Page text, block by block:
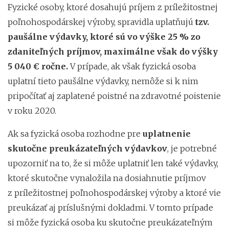
Fyzické osoby, ktoré dosahujú príjem z príležitostnej
poľnohospodárskej výroby, spravidla uplatňujú tzv.
paušálne výdavky, ktoré sú vo výške 25 % zo
zdaniteľných príjmov, maximálne však do výšky
5 040 € ročne.V prípade, ak však fyzická osoba
uplatní tieto paušálne výdavky, nemôže si k nim
pripočítať aj zaplatené poistné na zdravotné poistenie
v roku 2020.
Ak sa fyzická osoba rozhodne pre uplatnenie
skutočne preukázateľných výdavkov, je potrebné
upozorniť na to, že si môže uplatniť len také výdavky,
ktoré skutočne vynaložila na dosiahnutie príjmov
z príležitostnej poľnohospodárskej výroby a ktoré vie
preukázať aj príslušnými dokladmi. V tomto prípade
si môže fyzická osoba ku skutočne preukázateľným